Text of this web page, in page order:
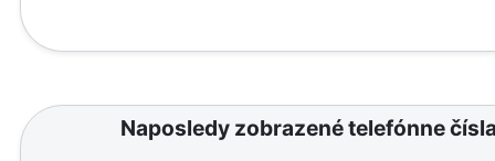
Naposledy zobrazené telefónne